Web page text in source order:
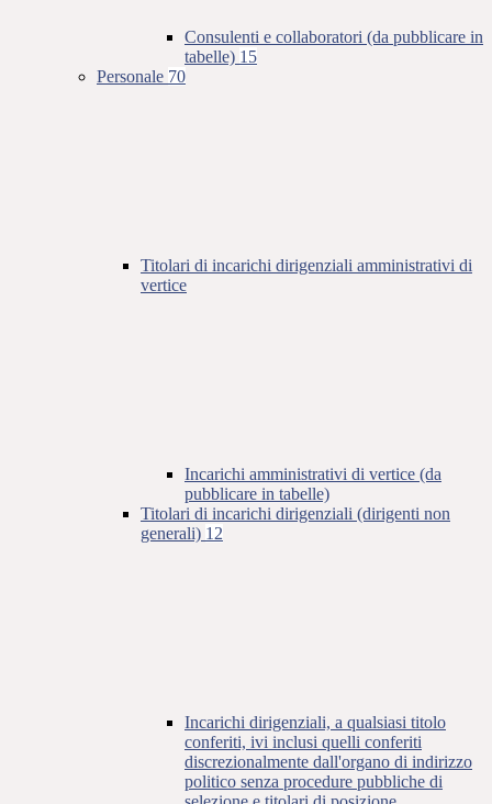
Consulenti e collaboratori (da pubblicare in
tabelle) 15
Personale 70
Titolari di incarichi dirigenziali amministrativi di
vertice
Incarichi amministrativi di vertice (da
pubblicare in tabelle)
Titolari di incarichi dirigenziali (dirigenti non
generali) 12
Incarichi dirigenziali, a qualsiasi titolo
conferiti, ivi inclusi quelli conferiti
discrezionalmente dall'organo di indirizzo
politico senza procedure pubbliche di